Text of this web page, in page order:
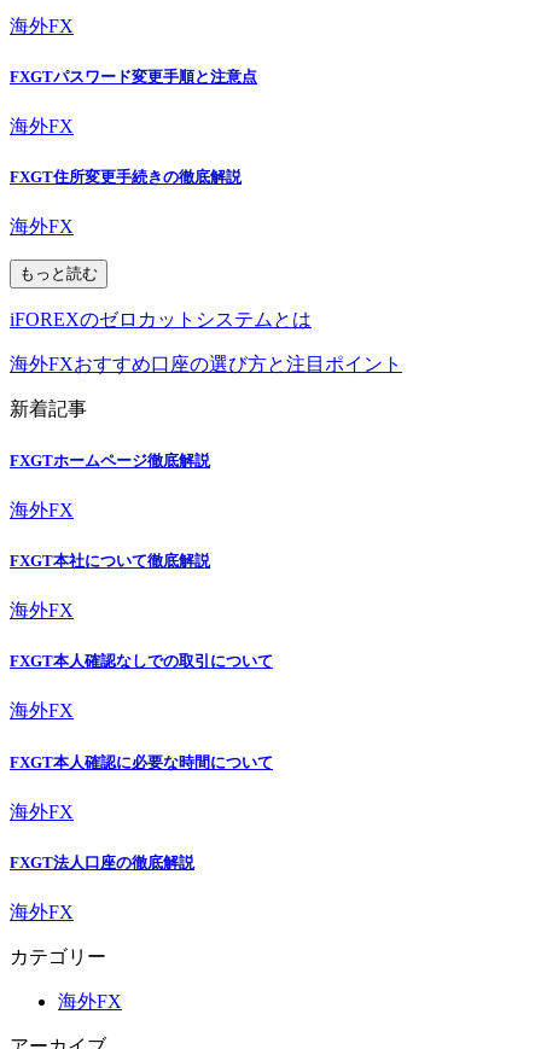
海外FX
FXGTパスワード変更手順と注意点
海外FX
FXGT住所変更手続きの徹底解説
海外FX
もっと読む
iFOREXのゼロカットシステムとは
海外FXおすすめ口座の選び方と注目ポイント
新着記事
FXGTホームページ徹底解説
海外FX
FXGT本社について徹底解説
海外FX
FXGT本人確認なしでの取引について
海外FX
FXGT本人確認に必要な時間について
海外FX
FXGT法人口座の徹底解説
海外FX
カテゴリー
海外FX